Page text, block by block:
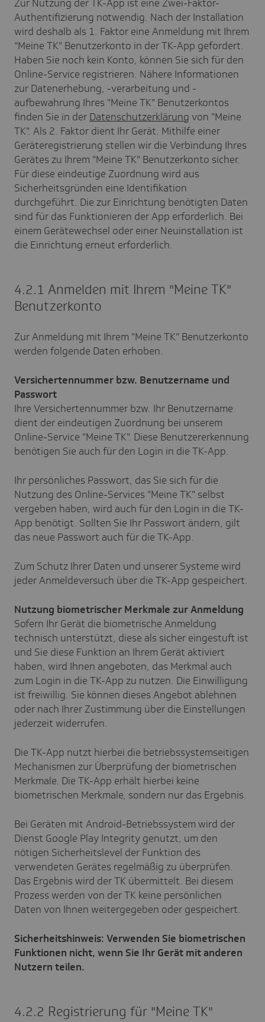
Zur Nutzung der TK-App ist eine Zwei-Faktor-
Authentifizierung notwendig. Nach der Installation
wird deshalb als 1. Faktor eine Anmeldung mit Ihrem
"Meine TK" Benutzerkonto in der TK-App gefordert.
Haben Sie noch kein Konto, können Sie sich für den
Online-Service registrieren. Nähere Informationen
zur Datenerhebung, -verarbeitung und -
aufbewahrung Ihres "Meine TK" Benutzerkontos
finden Sie in der Datenschutzerklärung von "Meine
TK". Als 2. Faktor dient Ihr Gerät. Mithilfe einer
Geräteregistrierung stellen wir die Verbindung Ihres
Gerätes zu Ihrem "Meine TK" Benutzerkonto sicher.
Für diese eindeutige Zuordnung wird aus
Sicherheitsgründen eine Identifikation
durchgeführt. Die zur Einrichtung benötigten Daten
sind für das Funktionieren der App erforderlich. Bei
einem Gerätewechsel oder einer Neuinstallation ist
die Einrichtung erneut erforderlich.
4.2.1 Anmelden mit Ihrem "Meine TK"
Benutzerkonto
Zur Anmeldung mit Ihrem "Meine TK" Benutzerkonto
werden folgende Daten erhoben.
Versichertennummer bzw. Benutzername und
Passwort
Ihre Versichertennummer bzw. Ihr Benutzername
dient der eindeutigen Zuordnung bei unserem
Online-Service "Meine TK". Diese Benutzererkennung
benötigen Sie auch für den Login in die TK-App.
Ihr persönliches Passwort, das Sie sich für die
Nutzung des Online-Services "Meine TK" selbst
vergeben haben, wird auch für den Login in die TK-
App benötigt. Sollten Sie Ihr Passwort ändern, gilt
das neue Passwort auch für die TK-App.
Zum Schutz Ihrer Daten und unserer Systeme wird
jeder Anmeldeversuch über die TK-App gespeichert.
Nutzung biometrischer Merkmale zur Anmeldung
Sofern Ihr Gerät die biometrische Anmeldung
technisch unterstützt, diese als sicher eingestuft ist
und Sie diese Funktion an Ihrem Gerät aktiviert
haben, wird Ihnen angeboten, das Merkmal auch
zum Login in die TK-App zu nutzen. Die Einwilligung
ist freiwillig. Sie können dieses Angebot ablehnen
oder nach Ihrer Zustimmung über die Einstellungen
jederzeit widerrufen.
Die TK-App nutzt hierbei die betriebssystemseitigen
Mechanismen zur Überprüfung der biometrischen
Merkmale. Die TK-App erhält hierbei keine
biometrischen Merkmale, sondern nur das Ergebnis.
Bei Geräten mit Android-Betriebssystem wird der
Dienst Google Play Integrity genutzt, um den
nötigen Sicherheitslevel der Funktion des
verwendeten Gerätes regelmäßig zu überprüfen.
Das Ergebnis wird der TK übermittelt. Bei diesem
Prozess werden von der TK keine persönlichen
Daten von Ihnen weitergegeben oder gespeichert.
Sicherheitshinweis: Verwenden Sie biometrischen
Funktionen nicht, wenn Sie Ihr Gerät mit anderen
Nutzern teilen.
4.2.2 Registrierung für "Meine TK"